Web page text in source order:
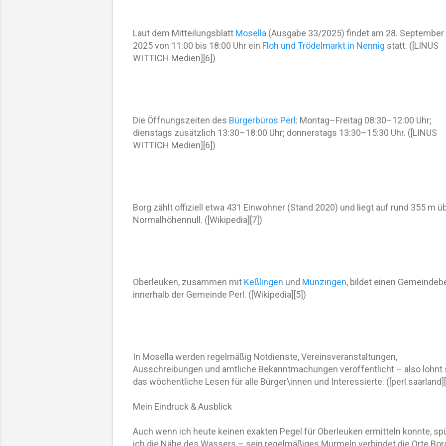
Laut dem Mitteilungsblatt Mosella (Ausgabe 33/2025) findet am 28. September
2025 von 11:00 bis 18:00 Uhr ein Floh und Trödelmarkt in Nennig statt. ([LINUS
WITTICH Medien][6])
Die Öffnungszeiten des Bürgerbüros Perl: Montag–Freitag 08:30–12:00 Uhr;
dienstags zusätzlich 13:30–18:00 Uhr; donnerstags 13:30–15:30 Uhr. ([LINUS
WITTICH Medien][6])
Borg zählt offiziell etwa 431 Einwohner (Stand 2020) und liegt auf rund 355 m
Normalhöhennull. ([Wikipedia][7])
Oberleuken, zusammen mit Keßlingen und Münzingen, bildet einen
innerhalb der Gemeinde Perl. ([Wikipedia][5])
In Mosella werden regelmäßig Notdienste, Vereinsveranstaltungen,
Ausschreibungen und amtliche Bekanntmachungen veröffentlicht – also lohnt
das wöchentliche Lesen für alle Bürger\innen und Interessierte.
Mein Eindruck & Ausblick
Auch wenn ich heute keinen exakten Pegel für Oberleuken ermitteln konnte,
ich die Nähe des Wassers – sein regelmäßiges Murmeln verbindet die Orte